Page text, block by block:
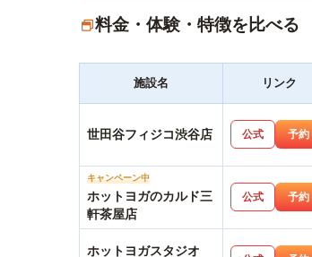
料金・体験・特徴を比べる
施設名 リンク
世田谷フィジコ渋谷店 公式 予約
キャンペーン中
ホットヨガのカルド三
軒茶屋店
公式 予約
ホットヨガスタジオ